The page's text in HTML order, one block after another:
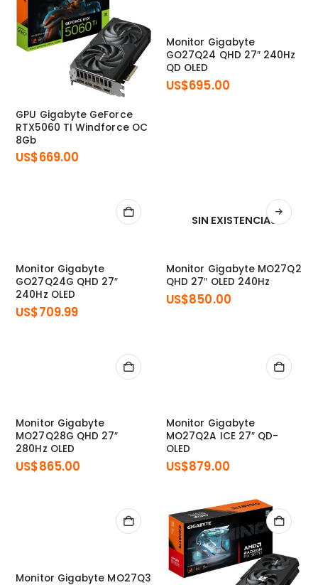
GPU Gigabyte GeForce
RTX5060 TI Windforce OC
8Gb
US$669.00
Monitor Gigabyte
GO27Q24 QHD 27″ 240Hz
QD OLED
US$695.00
Monitor Gigabyte
GO27Q24G QHD 27″
240Hz OLED
US$709.99
SIN EXISTENCIAS
Monitor Gigabyte MO27Q2
QHD 27″ OLED 240Hz
US$850.00
Monitor Gigabyte
MO27Q28G QHD 27″
280Hz OLED
US$865.00
Monitor Gigabyte
MO27Q2A ICE 27″ QD-
OLED
US$879.00
Monitor Gigabyte MO27Q3